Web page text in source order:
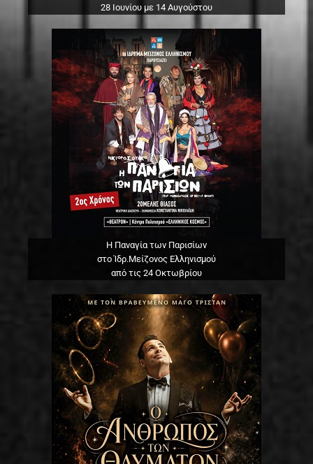
28 Ιουνίου με 14 Αυγούστου
Η Παναγία των Παρισίων
στο Ίδρ.Μείζονος Ελληνισμού
από τις 24 Οκτωβρίου